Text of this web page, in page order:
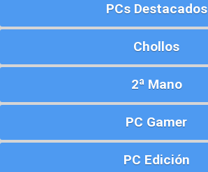
PCs Destacados
Chollos
2ª Mano
PC Gamer
PC Edición